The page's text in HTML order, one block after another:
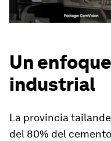
Un
industrial
La provincia
del 80% del